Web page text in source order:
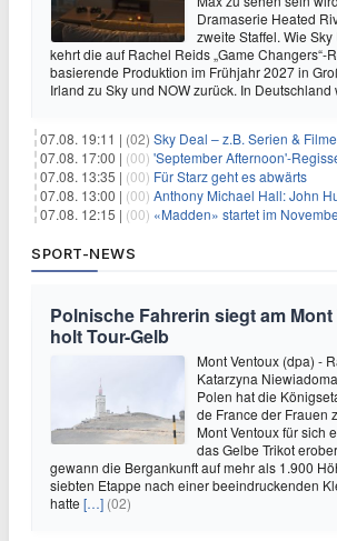
Dramaserie Heated
zweite Staffel. Wie
kehrt die auf Rachel Reids „Game Changers“-
basierende Produktion im Frühjahr 2027 in
Irland zu Sky und NOW zurück. In Deutschland
07.08. 19:11 | (02) Sky Deal – z.B. Serien & Filme,
07.08. 17:00 | (00) 'September Afternoon'-Regisseur liebt vor
07.08. 13:35 | (00) Für Starz geht es abwärts
07.08. 13:00 | (00) Anthony Michael Hall: John Hughes sprach über eine
07.08. 12:15 | (00) «Madden» startet im
SPORT-NEWS
Polnische Fahrerin siegt am
holt Tour-Gelb
Mont Ventoux (dpa) -
Katarzyna
Polen hat die
de France der Frauen
Mont Ventoux für sich
das Gelbe Trikot
gewann die Bergankunft auf mehr als 1.900
siebten Etappe nach einer beeindruckenden
hatte […] (02)